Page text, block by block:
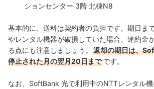
ションセンター 3階 北棟N8
基本的に、送料は契約者の負担です。期日ま
やレンタル機器が破損していた場合、違約金
る点にも注意しましょう。
返却の期日は、
停止された月の翌月20日までです。
なお、SoftBank 光で利用中のNTTレンタル